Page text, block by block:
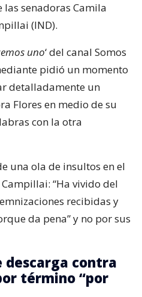
las senadoras Camila
(IND).
uno‘ del canal Somos
pidió un momento
detalladamente un
Flores en medio de su
con la otra
una ola de insultos en el
“Ha vivido del
recibidas y
da pena” y no por sus
descarga contra
término “por